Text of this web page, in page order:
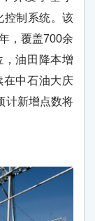
控制系统。该
，覆盖700余
油田降本增
在中石油大庆
计新增点数将